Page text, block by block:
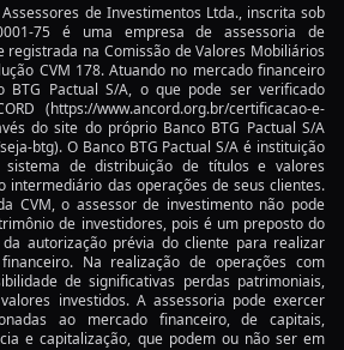
artificial nas big techs e o
é a nova forma de investir em
impacto da IA nos investimentos
Sucessório Pode Assegurar o
Bancários para Alavancar
de Investimentos Ltda., inscrita sob
75 é uma empresa de assessoria de
registrada na Comissão de Valores Mobiliários
CVM 178. Atuando no mercado financeiro
BTG Pactual S/A, o que pode ser verificado
(https://www.ancord.org.br/certificacao-e-
do site do próprio Banco BTG Pactual S/A
btg). O Banco BTG Pactual S/A é instituição
de distribuição de títulos e valores
intermediário das operações de seus clientes.
CVM, o assessor de investimento não pode
de investidores, pois é um preposto do
autorização prévia do cliente para realizar
Na realização de operações com
de significativas perdas patrimoniais,
investidos. A assessoria pode exercer
ao mercado financeiro, de capitais,
e capitalização, que podem ou não ser em